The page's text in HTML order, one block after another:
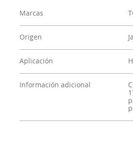
Marcas
Origen
Aplicación
Información adicional